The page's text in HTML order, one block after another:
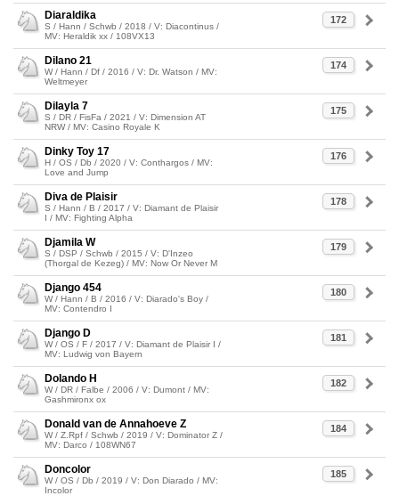
172
Diaraldika
S / Hann / Schwb / 2018 / V: Diacontinus /
MV: Heraldik xx / 108VX13
174
Dilano 21
W / Hann / Df / 2016 / V: Dr. Watson / MV:
Weltmeyer
175
Dilayla 7
S / DR / FisFa / 2021 / V: Dimension AT
NRW / MV: Casino Royale K
176
Dinky Toy 17
H / OS / Db / 2020 / V: Conthargos / MV:
Love and Jump
178
Diva de Plaisir
S / Hann / B / 2017 / V: Diamant de Plaisir
I / MV: Fighting Alpha
179
Djamila W
S / DSP / Schwb / 2015 / V: D'Inzeo
(Thorgal de Kezeg) / MV: Now Or Never M
180
Django 454
W / Hann / B / 2016 / V: Diarado's Boy /
MV: Contendro I
181
Django D
W / OS / F / 2017 / V: Diamant de Plaisir I /
MV: Ludwig von Bayern
182
Dolando H
W / DR / Falbe / 2006 / V: Dumont / MV:
Gashmironx ox
184
Donald van de Annahoeve Z
W / Z.Rpf / Schwb / 2019 / V: Dominator Z /
MV: Darco / 108WN67
185
Doncolor
W / OS / Db / 2019 / V: Don Diarado / MV:
Incolor